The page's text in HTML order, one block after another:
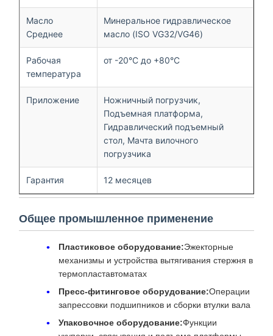
Масло
Среднее
Минеральное гидравлическое
масло (ISO VG32/VG46)
Рабочая
температура
от -20°С до +80°С
Приложение
Ножничный погрузчик,
Подъемная платформа,
Гидравлический подъемный
стол, Мачта вилочного
погрузчика
Гарантия 12 месяцев
Общее промышленное применение
Пластиковое оборудование:Эжекторные
механизмы и устройства вытягивания стержня в
термопластавтоматах
Пресс-фитинговое оборудование:Операции
запрессовки подшипников и сборки втулки вала
Упаковочное оборудование:Функции